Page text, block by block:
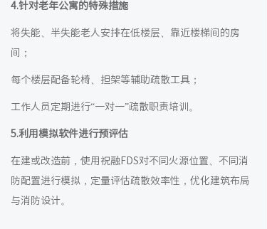
4.针对老年公寓的特殊措施
将失能、半失能老人安排在低楼层、靠近楼梯间的房
间；
每个楼层配备轮椅、担架等辅助疏散工具；
工作人员定期进行“一对一”疏散职责培训。
5.利用模拟软件进行预评估
在建或改造前，使用祝融FDS对不同火源位置、不同消
防配置进行模拟，定量评估疏散效率性，优化建筑布局
与消防设计。